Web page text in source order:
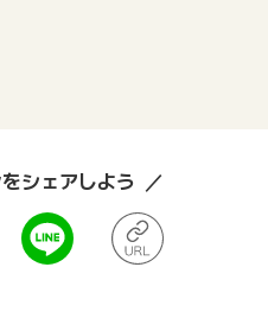
シェアしよう